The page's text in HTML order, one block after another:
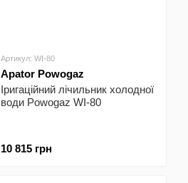
Артикул: WI-80
Apator Powogaz
Іригаційний лічильник холодної
води Powogaz WI-80
10 815 грн